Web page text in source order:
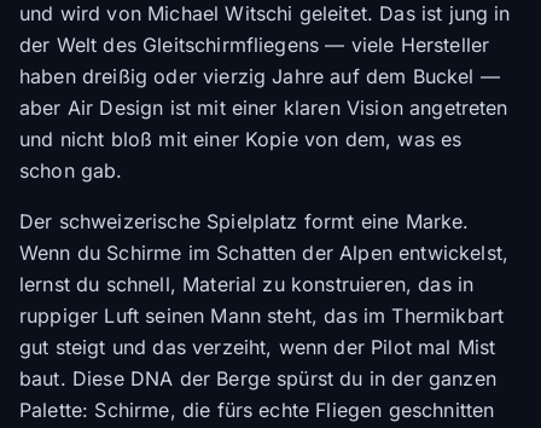
und wird von Michael Witschi geleitet. Das ist jung in
der Welt des Gleitschirmfliegens — viele Hersteller
haben dreißig oder vierzig Jahre auf dem Buckel —
aber Air Design ist mit einer klaren Vision angetreten
und nicht bloß mit einer Kopie von dem, was es
schon gab.
Der schweizerische Spielplatz formt eine Marke.
Wenn du Schirme im Schatten der Alpen entwickelst,
lernst du schnell, Material zu konstruieren, das in
ruppiger Luft seinen Mann steht, das im Thermikbart
gut steigt und das verzeiht, wenn der Pilot mal Mist
baut. Diese DNA der Berge spürst du in der ganzen
Palette: Schirme, die fürs echte Fliegen geschnitten